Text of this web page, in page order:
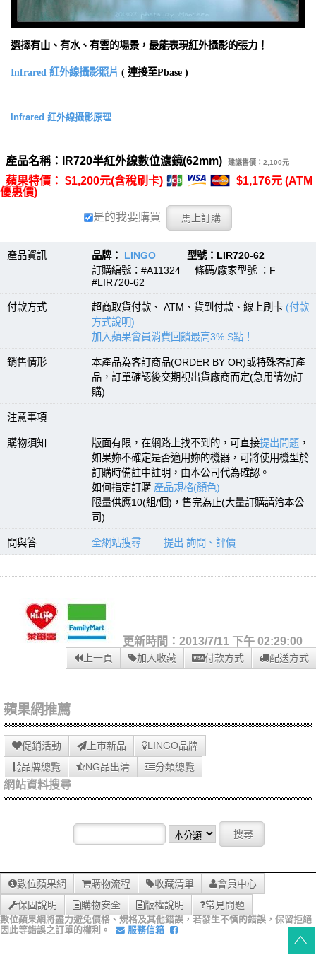
選擇有山、有水、有雲的場景，最能表現紅外攝影的張力！
Infrared 紅外線攝影照片 ( 連接至Pbase )
Infrared 紅外線攝影原理
產品名稱：IR720半紅外線數位濾鏡(62mm) 建議售價： 2,100元
蘋果特價： $1,200元(含稅刷卡)
$1,176元 (ATM
優惠價)
是的我要購買
產品資訊 品牌： LINGO 型號：LIR720-62
訂購編號：#A11324 條碼/廠家型號 ：F
#LIR720-62
付款方式 超商取貨付款、 ATM、貨到付款、線上刷卡 (付款
方式說明)
加入蘋果會員消費回饋最高3% S點！
銷售情形
本產品為客訂商品(ORDER BY OR)或特殊客訂產
品，訂單確認後交期視出貨廠商而定(急用請勿訂
購)
注意事項
購物須知 版面有限，在網路上找不到的，可直接提出問題 ，
如果妳不確定是否適用妳的機器，可將使用機型於
訂購時備註中註明，由本公司代為確認。
如何指定訂購 產品規格(顏色)
限量供應10(組/個)，售完為止(大量訂購請洽本公
司)
問與答 全網站搜尋 提出 詢問、評價
更新時間：2013/7/11 下午 02:29:00
上一頁 加入收藏 付款方式 配送方式
蘋果網推薦
促銷活動 上市新品
LINGO品牌
品牌總覽
NG品出清 分類總覽
網站資料搜尋
數位蘋果網 購物流程 收藏清單
會員中心
保固說明
購物安全 版權說明 常見問題
數位蘋果網將盡力避免價格、規格及其他錯誤，若發生不慎的錯誤，保留拒絕
因此等錯誤之訂單的權利。
服務信箱